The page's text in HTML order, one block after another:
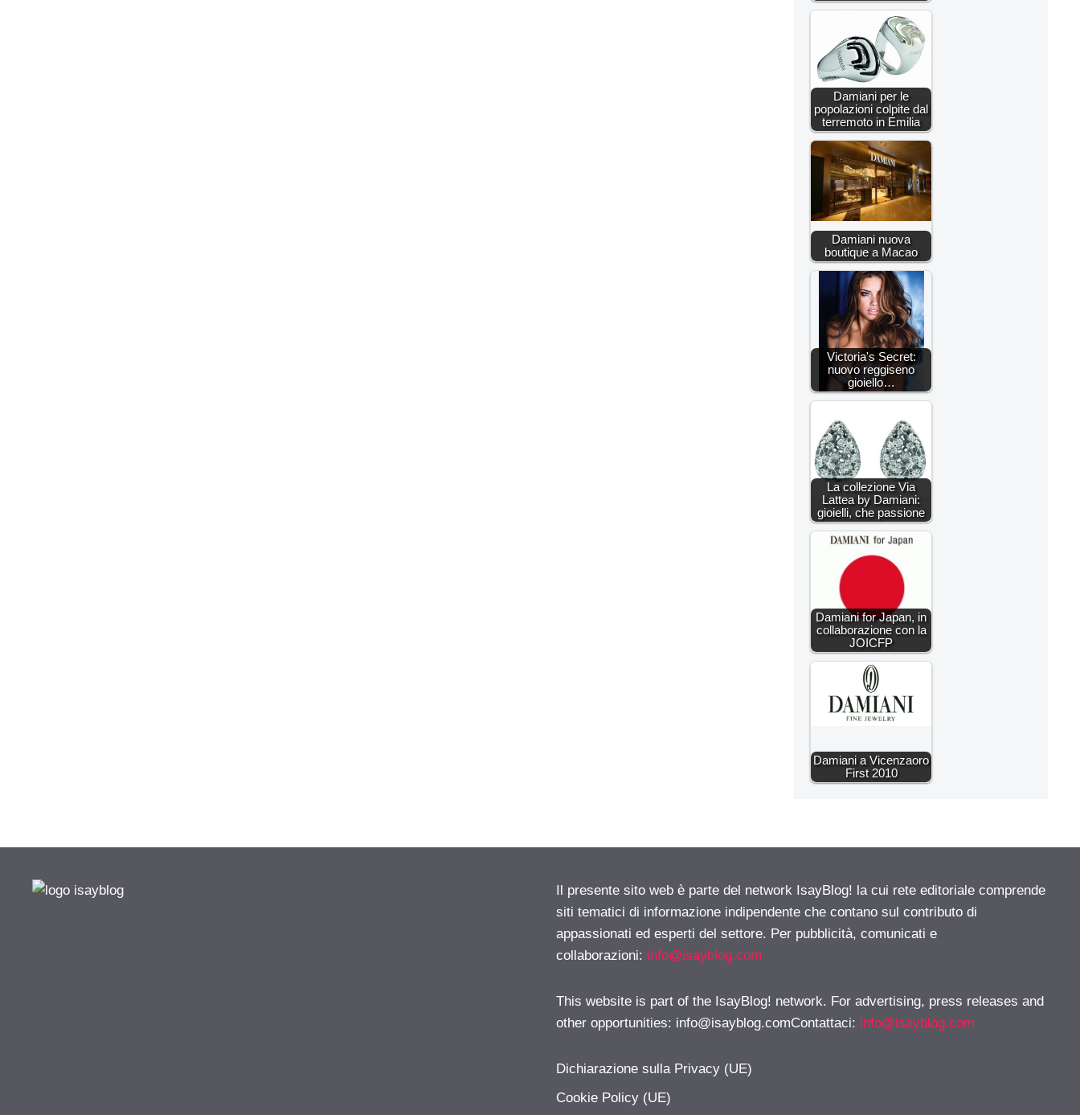
Damiani per le
popolazioni colpite dal
terremoto in Emilia
Damiani nuova
boutique a Macao
Victoria's Secret:
nuovo reggiseno
gioiello…
La collezione Via
Lattea by Damiani:
gioielli, che passione
Damiani for Japan, in
collaborazione con la
JOICFP
Damiani a Vicenzaoro
First 2010
Il presente sito web è parte del network IsayBlog! la cui rete editoriale comprende
siti tematici di informazione indipendente che contano sul contributo di
appassionati ed esperti del settore. Per pubblicità, comunicati e
collaborazioni: info@isayblog.com
This website is part of the IsayBlog! network. For advertising, press releases and
other opportunities: info@isayblog.comContattaci: info@isayblog.com
Dichiarazione sulla Privacy (UE)
Cookie Policy (UE)